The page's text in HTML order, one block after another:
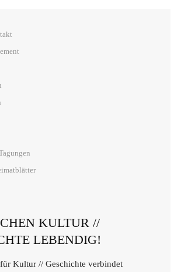
KULTUR //
LEBENDIG!
Kultur // Geschichte verbindet